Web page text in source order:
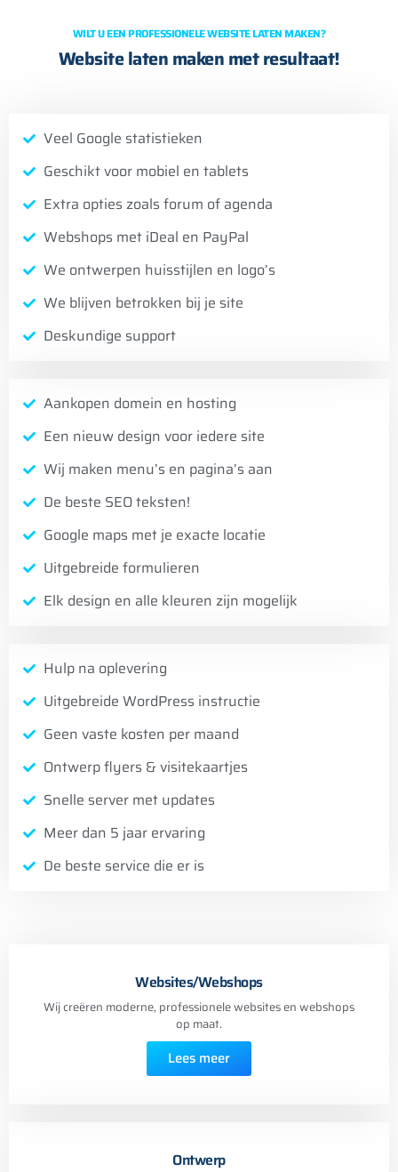
WILT U EEN PROFESSIONELE WEBSITE LATEN MAKEN?
Website laten maken met resultaat!
Veel Google statistieken
Geschikt voor mobiel en tablets
Extra opties zoals forum of agenda
Webshops met iDeal en PayPal
We ontwerpen huisstijlen en logo’s
We blijven betrokken bij je site
Deskundige support
Aankopen domein en hosting
Een nieuw design voor iedere site
Wij maken menu’s en pagina’s aan
De beste SEO teksten!
Google maps met je exacte locatie
Uitgebreide formulieren
Elk design en alle kleuren zijn mogelijk
Hulp na oplevering
Uitgebreide WordPress instructie
Geen vaste kosten per maand
Ontwerp flyers & visitekaartjes
Snelle server met updates
Meer dan 5 jaar ervaring
De beste service die er is
Websites/Webshops
Wij creëren moderne, professionele websites en webshops
op maat.
Lees meer
Ontwerp